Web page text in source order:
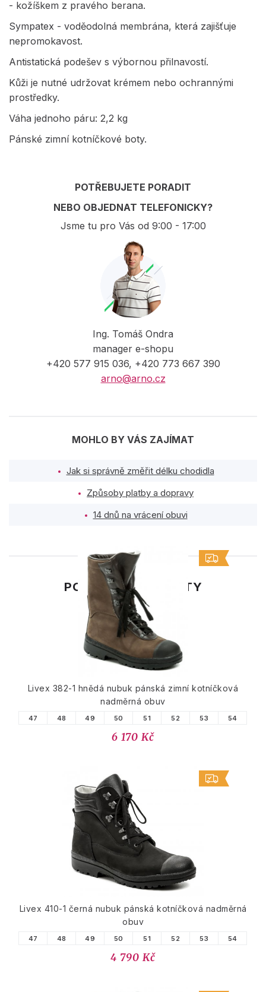
- kožíškem z pravého berana.
Sympatex - voděodolná membrána, která zajišťuje
nepromokavost.
Antistatická podešev s výbornou přilnavostí.
Kůži je nutné udržovat krémem nebo ochrannými
prostředky.
Váha jednoho páru: 2,2 kg
Pánské zimní kotníčkové boty.
POTŘEBUJETE PORADIT
NEBO OBJEDNAT TELEFONICKY?
Jsme tu pro Vás od 9:00 - 17:00
Ing. Tomáš Ondra
manager e-shopu
+420 577 915 036, +420 773 667 390
arno@arno.cz
MOHLO BY VÁS ZAJÍMAT
Jak si správně změřit délku chodidla
Způsoby platby a dopravy
14 dnů na vrácení obuvi
PODOBNÉ PRODUKTY
Livex 382-1 hnědá nubuk pánská zimní kotníčková
nadměrná obuv
47 48 49 50 51 52 53 54
6 170 Kč
Livex 410-1 černá nubuk pánská kotníčková nadměrná
obuv
47 48 49 50 51 52 53 54
4 790 Kč